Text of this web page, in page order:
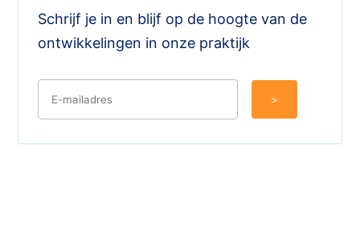
Schrijf je in en blijf op de hoogte van de
ontwikkelingen in onze praktijk